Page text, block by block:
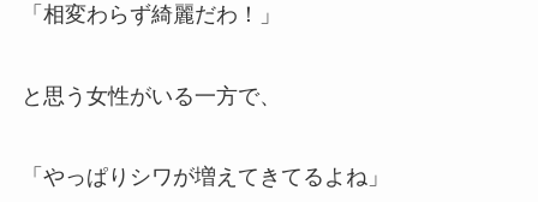
「相変わらず綺麗だわ！」
と思う女性がいる一方で、
「やっぱりシワが増えてきてるよね」